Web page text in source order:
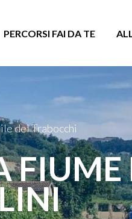
PERCORSI FAI DA TE
dei Trabocchi
FIUME